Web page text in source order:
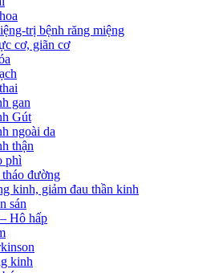
trị bệnh răng miệng
cơ, giãn cơ
gan
Gút
ngoài da
thận
phì
đường
kinh, giảm đau thần kinh
sán
Hô hấp
kinh